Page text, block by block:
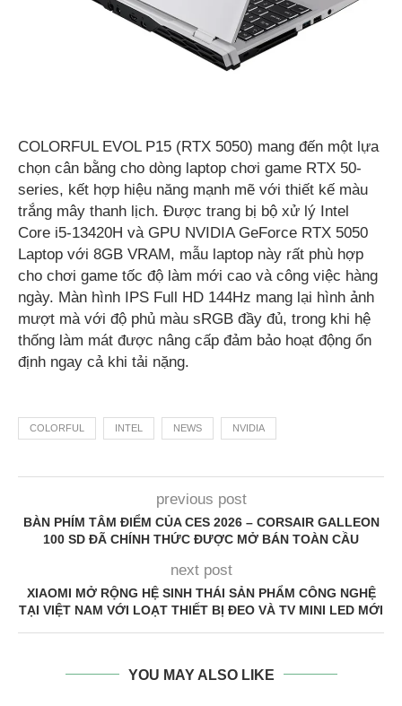
COLORFUL EVOL P15 (RTX 5050) mang đến một lựa
chọn cân bằng cho dòng laptop chơi game RTX 50-
series, kết hợp hiệu năng mạnh mẽ với thiết kế màu
trắng mây thanh lịch. Được trang bị bộ xử lý Intel
Core i5-13420H và GPU NVIDIA GeForce RTX 5050
Laptop với 8GB VRAM, mẫu laptop này rất phù hợp
cho chơi game tốc độ làm mới cao và công việc hàng
ngày. Màn hình IPS Full HD 144Hz mang lại hình ảnh
mượt mà với độ phủ màu sRGB đầy đủ, trong khi hệ
thống làm mát được nâng cấp đảm bảo hoạt động ổn
định ngay cả khi tải nặng.
COLORFUL INTEL NEWS NVIDIA
previous post
BÀN PHÍM TÂM ĐIỂM CỦA CES 2026 – CORSAIR GALLEON
100 SD ĐÃ CHÍNH THỨC ĐƯỢC MỞ BÁN TOÀN CẦU
next post
XIAOMI MỞ RỘNG HỆ SINH THÁI SẢN PHẨM CÔNG NGHỆ
TẠI VIỆT NAM VỚI LOẠT THIẾT BỊ ĐEO VÀ TV MINI LED MỚI
YOU MAY ALSO LIKE